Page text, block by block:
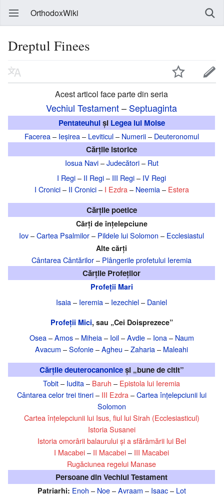
OrthodoxWiki
Dreptul Finees
Acest articol face parte din seria
Vechiul Testament– Septuaginta
Pentateuhulși Legea lui Moise
Facerea– Ieșirea– Leviticul– Numerii– Deuteronomul
Cărțile istorice
Iosua Navi–Judecători– Rut
I Regi– II Regi– III Regi– IV Regi
I Cronici– II Cronici– I Ezdra – Neemia– Estera
Cărțile poetice
Cărți de înțelepciune
Iov–Cartea Psalmilor– Pildele lui Solomon – Ecclesiastul
Alte cărți
Cântarea Cântărilor– Plângerile profetului Ieremia
Cărțile Profeților
Profeții Mari
Isaia– Ieremia– Iezechiel– Daniel
Profeții Mici, sau „Cei Doisprezece”
Osea–Amos– Miheia– Ioil–Avdie– Iona– Naum
Avacum –Sofonie–Agheu –Zaharia– Maleahi
Cărțile deuterocanoniceși „bune de citit”
Tobit– Iudita– Baruh – Epistola lui Ieremia
Cântarea celor trei tineri– III Ezdra –Cartea înțelepciunii lui
Solomon
Cartea înțelepciunii lui Isus, fiul lui Sirah (Ecclesiasticul)
Istoria Susanei
Istoria omorârii balaurului și a sfărâmării lui Bel
I Macabei– II Macabei– III Macabei
Rugăciunea regelui Manase
Persoane din Vechiul Testament
Patriarhi: Enoh – Noe–Avraam – Isaac– Lot